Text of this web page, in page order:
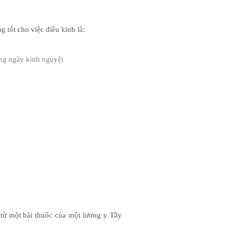
tốt cho việc điều kinh là:
ngày kinh nguyệt
một bài thuốc của một lương y Tây